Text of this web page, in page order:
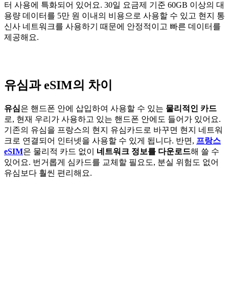
터 사용에 특화되어 있어요. 30일 요금제 기준 60GB 이상의 대
용량 데이터를 5만 원 이내의 비용으로 사용할 수 있고 현지 통
신사 네트워크를 사용하기 때문에 안정적이고 빠른 데이터를
제공해요.
유심과 eSIM의 차이
유심은 핸드폰 안에 삽입하여 사용할 수 있는 물리적인 카드
로, 현재 우리가 사용하고 있는 핸드폰 안에도 들어가 있어요.
기존의 유심을 프랑스의 현지 유심카드로 바꾸면 현지 네트워
크로 연결되어 인터넷을 사용할 수 있게 됩니다. 반면, 프랑스
eSIM은 물리적 카드 없이 네트워크 정보를 다운로드해 쓸 수
있어요. 번거롭게 심카드를 교체할 필요도, 분실 위험도 없어
유심보다 훨씬 편리해요.